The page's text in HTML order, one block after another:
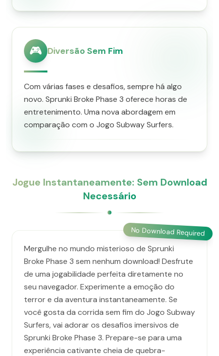
🎮 Diversão Sem Fim
Com várias fases e desafios, sempre há algo
novo. Sprunki Broke Phase 3 oferece horas de
entretenimento. Uma nova abordagem em
comparação com o Jogo Subway Surfers.
Jogue Instantaneamente: Sem Download
Necessário
No Download Required
Mergulhe no mundo misterioso de Sprunki
Broke Phase 3 sem nenhum download! Desfrute
de uma jogabilidade perfeita diretamente no
seu navegador. Experimente a emoção do
terror e da aventura instantaneamente. Se
você gosta da corrida sem fim do Jogo Subway
Surfers, vai adorar os desafios imersivos de
Sprunki Broke Phase 3. Prepare-se para uma
experiência cativante cheia de quebra-